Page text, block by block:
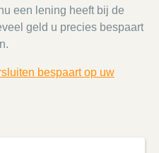
een lening heeft bij de
geld u precies bespaart
bespaart op uw